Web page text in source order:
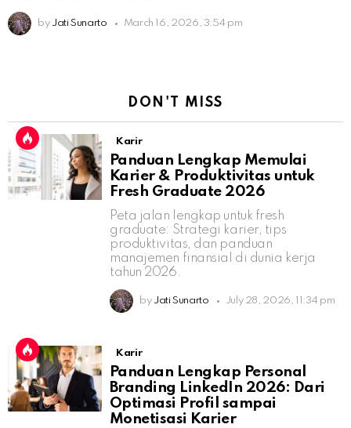
by Jati Sunarto March 16, 2026, 3:54 pm
DON'T MISS
Karir
Panduan Lengkap Memulai
Karier & Produktivitas untuk
Fresh Graduate 2026
Peta jalan lengkap untuk fresh
graduate: Strategi karier, tips
produktivitas, dan panduan
manajemen finansial di dunia kerja
tahun 2026.
by Jati Sunarto July 28, 2026, 11:34 pm
Karir
Panduan Lengkap Personal
Branding LinkedIn 2026: Dari
Optimasi Profil sampai
Monetisasi Karier